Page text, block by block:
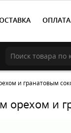
ОПЛАТА
и гранатовым
орехом и